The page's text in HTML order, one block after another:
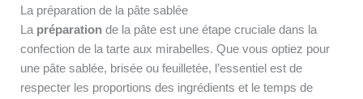
La préparation de la pâte sablée
La préparation de la pâte est une étape cruciale dans la
confection de la tarte aux mirabelles. Que vous optiez pour
une pâte sablée, brisée ou feuilletée, l’essentiel est de
respecter les proportions des ingrédients et le temps de